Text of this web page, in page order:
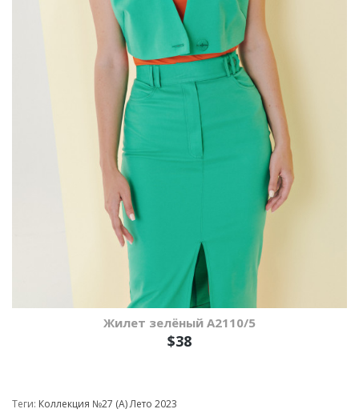
Жилет зелёный А2110/5
$38
Теги: Коллекция №27 (А) Лето 2023